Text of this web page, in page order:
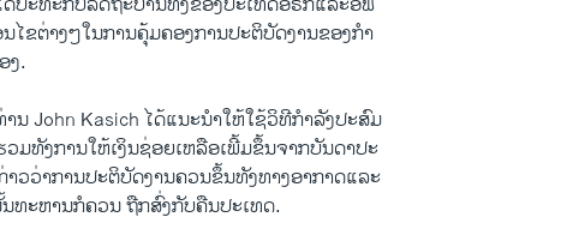
ໄຂ​ຕ່າງໆ​ໃນ​ການ​ຄຸ້ມ​ຄອງ​ການ​ປະຕິ​ບັດ​ງານ​ຂອງກຳ
ງ.
ນ John Kasich ​ໄດ້​ແນະນຳ​ໃຫ້​ໃຊ້​ວິທີກຳລັງ​ປະສົມ​
ມທັງ​ການ​ໃຫ້ເງິນ​ຊ່ອຍ​ເຫລືອ​ເພີ້ມຂຶ້ນຈາກ​ບັນດາ​ປະ​
າວ​ວ່າການ​ປະຕິບັດ​ງານ​ຄວນຂຶ້ນທັງ​ທາງ​ອາກາດ​ແລະ​
ທະຫານ​ກໍ​ຄວນ ຖືກ​ສົ່ງ​ກັບ​ຄືນ​ປະ​ເທດ.